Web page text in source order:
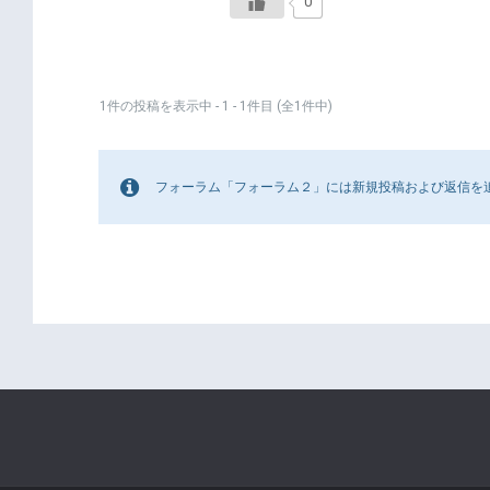
1件の投稿を表示中 - 1 - 1件目 (全1件中)
フォーラム「フォーラム２」には新規投稿および返信を